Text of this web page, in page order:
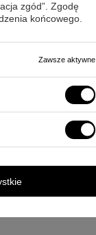
zgód”. Zgodę
końcowego.
Zawsze aktywne